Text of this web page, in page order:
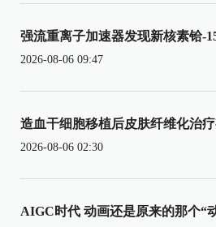
强流重离子加速器发现新核素铪-
2026-08-06 09:47
造血干细胞移植后皮肤纤维化治
2026-08-06 02:30
AIGC时代 动画还是原来的那个“